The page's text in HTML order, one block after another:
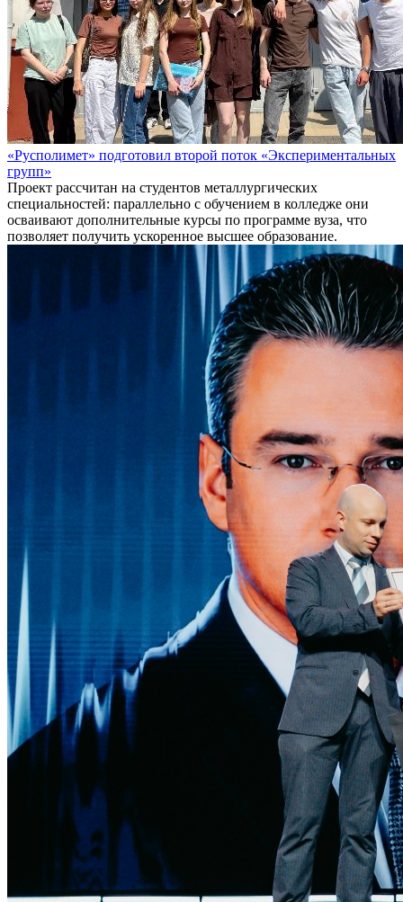
«Русполимет» подготовил второй поток «Экспериментальных
групп»
Проект рассчитан на студентов металлургических
специальностей: параллельно с обучением в колледже они
осваивают дополнительные курсы по программе вуза, что
позволяет получить ускоренное высшее образование.